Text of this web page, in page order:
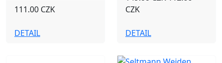
111.00 CZK
DETAIL
CZK
DETAIL